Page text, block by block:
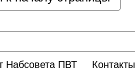
Набсовета ПВТ Контакты